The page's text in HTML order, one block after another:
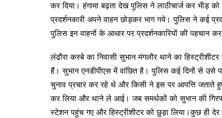
कर दिया। हंगामा बढ़ता देख पुलिस ने लाठीचार्ज कर भीड़
प्रदर्शनकारी अपने वाहन छोड़कर भाग गये। पुलिस ने कई
पुलिस इन वाहनों के आधार पर प्रदर्शनकारियों की पहचान
लंढौरा कस्बे का निवासी सुभान मंगलौर थाने का
हैं। सुभान एनडीपीएस में वांछित है। पुलिस कई दिनों से उसे
चुनाव प्रचार कर रहे थे और किसी ने इस पर आपत्ति जताते
कर लिया और थाने ले आई। जब समर्थकों को सुभान की
स्टेशन पहुंच गए और हिस्ट्रीशीटर को छुड़ा लिया।कुछ ही